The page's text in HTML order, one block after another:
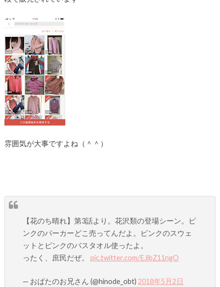
雰囲気が大事ですよね（＾＾）
【花のち晴れ】第3話より。花沢類の登場シーン。ピ
ンクのパーカーどこ売ってんだよ。ピンクのスウェ
ットとピンクのバスタオル使ったよ。
ったく、庶民だぜ。pic.twitter.com/EJjbZ11ngO
— おばたのお兄さん (@hinode_obt)2018年5月2日